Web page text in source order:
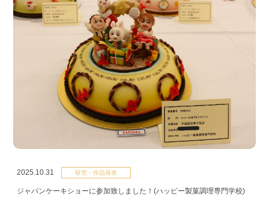
2025.10.31 研究・作品発表
ジャパンケーキショーに参加致しました！(ハッピー製菓調理専門学校)